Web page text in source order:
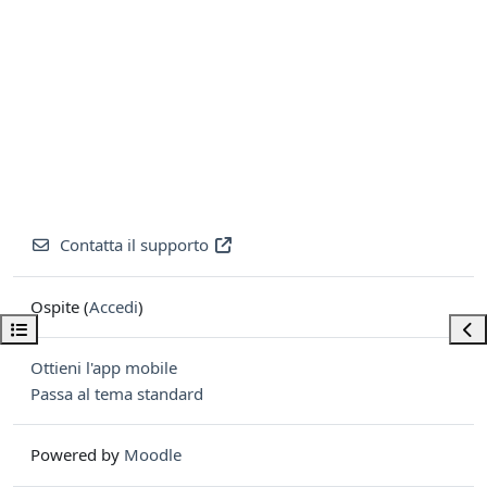
Apri indice del corso
Contatta il supporto
Ospite (Accedi)
Ottieni l'app mobile
Passa al tema standard
Powered by Moodle